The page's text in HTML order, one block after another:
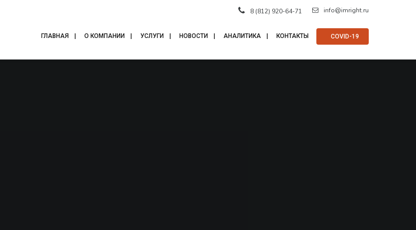
info@imright.ru
8 (812) 920-64-71
ГЛАВНАЯ О КОМПАНИИ УСЛУГИ НОВОСТИ АНАЛИТИКА КОНТАКТЫ ⠀COVID-19